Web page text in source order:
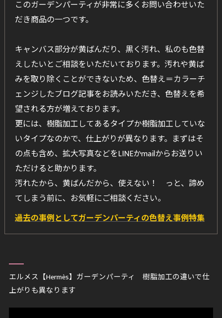
このガーデンパーティが非常に多くお問い合わせいた
だき商品の一つです。
キャンバス部分が黄ばんだり、黒く汚れ、私のも色替
えしたいとご相談をいただいております。汚れや黄ば
みを取り除くことができないため、色替え＝カラーチ
ェンジしたブログ記事をお読みいただき、色替えを希
望される方が増えております。
更には、樹脂加工してあるタイプか樹脂加工していな
いタイプなのかで、仕上がりが異なります。まずはそ
の点も含め、拡大写真などをLINEかmailからお送りい
ただけると助かります。
汚れたから、黄ばんだから、使えない！ っと、諦め
てしまう前に、お気軽にご相談ください。
過去の事例としてガーデンパーティの色替え事例特集
エルメス【Hermès】ガーデンパーティ 樹脂加工の違いで仕
上がりも異なります